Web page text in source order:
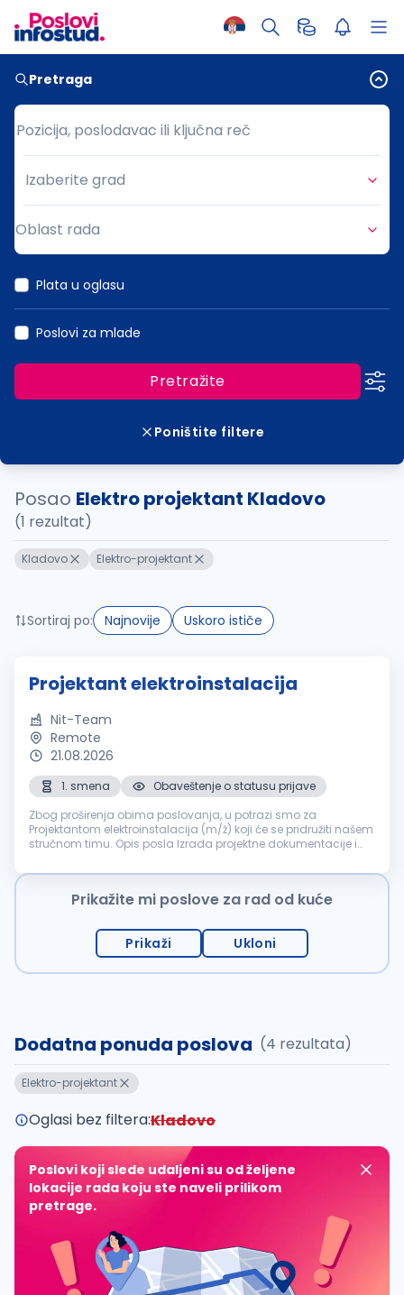
Pretraga
Pozicija, poslodavac ili ključna reč
Pozicija, poslodavac ili ključna reč
Grad
Izaberite grad
Oblast rada
Plata u oglasu
Poslovi za mlade
Pretražite
Poništite filtere
Posao Elektro projektant Kladovo
(1 rezultat)
Kladovo Elektro-projektant
Sortiraj po: Najnovije Uskoro ističe
Projektant elektroinstalacija
Nit-Team
Remote
21.08.2026
1. smena
Obaveštenje o statusu prijave
Zbog proširenja obima poslovanja, u potrazi smo za
Projektantom elektroinstalacija (m/ž) koji će se pridružiti našem
stručnom timu. Opis posla Izrada projektne dokumentacije i
izvedbe...
Prikažite mi poslove za rad od kuće
Prikaži Ukloni
Dodatna ponuda poslova (4 rezultata)
Elektro-projektant
Oglasi bez filtera:Kladovo
Poslovi koji slede udaljeni su od željene
lokacije rada koju ste naveli prilikom
pretrage.